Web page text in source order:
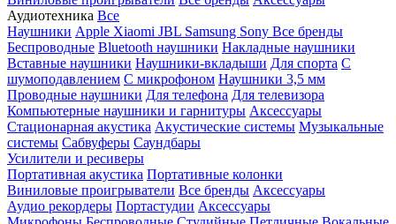
Аудиотехника Все
Наушники Apple Xiaomi JBL Samsung Sony Все бренды
Беспроводные Bluetooth наушники Накладные наушники
Вставные наушники Наушники-вкладыши Для спорта С
шумоподавлением С микрофоном Наушники 3,5 мм
Проводные наушники Для телефона Для телевизора
Компьютерные наушники и гарнитуры Аксессуары
Стационарная акустика Акустические системы Музыкальные
системы Сабвуферы Саундбары
Усилители и ресиверы
Портативная акустика Портативные колонки
Виниловые проигрыватели Все бренды Аксессуары
Аудио рекордеры Портастудии Аксессуары